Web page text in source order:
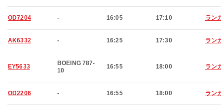
OD7204 - 16:05 17:10 ラン
AK6332 - 16:25 17:30 ラン
EY5633
BOEING 787-
10
16:55 18:00 ラン
OD2206 - 16:55 18:00 ラン